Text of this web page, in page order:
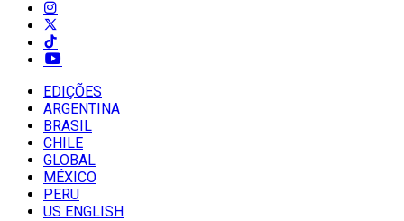
EDIÇÕES
ARGENTINA
BRASIL
CHILE
GLOBAL
MÉXICO
PERU
US ENGLISH